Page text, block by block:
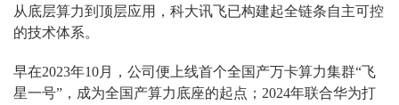
从底层算力到顶层应用，科大讯飞已构建起全链条自主可控
的技术体系。
早在2023年10月，公司便上线首个全国产万卡算力集群“飞
星一号”，成为全国产算力底座的起点；2024年联合华为打